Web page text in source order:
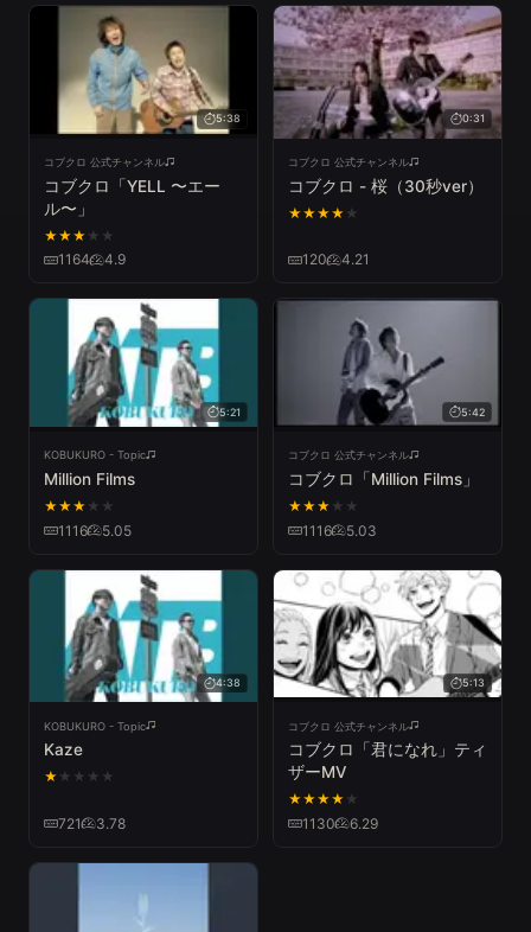
5:38
コブクロ 公式チャンネル
コブクロ「YELL 〜エー
ル〜」
★★★ ★ ★
1164 4.9
0:31
コブクロ 公式チャンネル
コブクロ - 桜（30秒ver）
★★★★ ★
120 4.21
5:21
KOBUKURO - Topic
Million Films
★★★ ★ ★
1116 5.05
5:42
コブクロ 公式チャンネル
コブクロ「Million Films」
★★★ ★ ★
1116 5.03
4:38
KOBUKURO - Topic
Kaze
★ ★ ★ ★ ★
721 3.78
5:13
コブクロ 公式チャンネル
コブクロ「君になれ」ティ
ザーMV
★★★★ ★
1130 6.29